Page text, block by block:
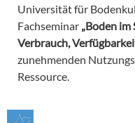
Universität für
Fachseminar „Boden im
Verbrauch,
zunehmenden
Ressource.